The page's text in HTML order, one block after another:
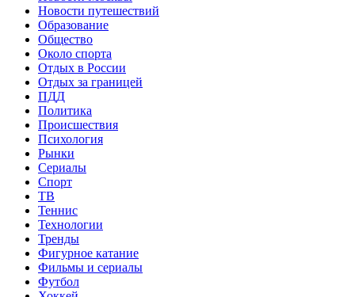
Новости путешествий
Образование
Общество
Около спорта
Отдых в России
Отдых за границей
ПДД
Политика
Происшествия
Психология
Рынки
Сериалы
Спорт
ТВ
Теннис
Технологии
Тренды
Фигурное катание
Фильмы и сериалы
Футбол